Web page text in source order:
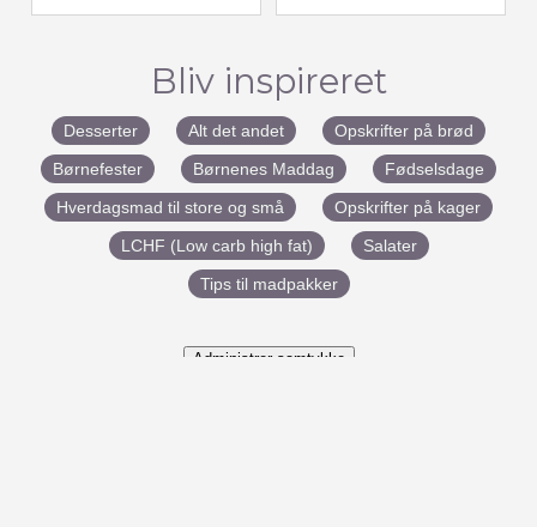
Bliv inspireret
Desserter Alt det andet
Opskrifter på brød
Børnefester
Børnenes Maddag
Fødselsdage
Hverdagsmad til store og små
Opskrifter på kager
LCHF (Low carb high fat)
Salater
Tips til madpakker
Administrer samtykke